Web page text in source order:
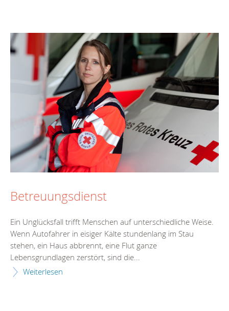
Betreuungsdienst
Ein Unglücksfall trifft Menschen auf unterschiedliche Weise.
Wenn Autofahrer in eisiger Kälte stundenlang im Stau
stehen, ein Haus abbrennt, eine Flut ganze
Lebensgrundlagen zerstört, sind die...
Weiterlesen